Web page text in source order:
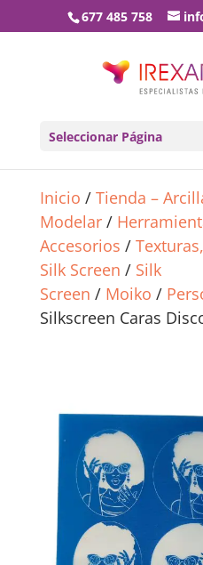
677 485 758
Seleccionar Página
Inicio / Tienda –
Modelar/
Accesorios /
Silk Screen / Silk
Screen / Moiko /
Silkscreen Caras